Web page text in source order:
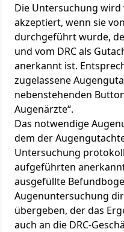
das Formular zur
zuständigen
Geschäftsstelle.
Grundsätzlich kann
Begutachtung
anfertigen. Der von
jedoch über
Equipment verfügen,
nötige technische
Anforderungen an
erfüllt sind, die der
des Gutachtens stellt.
Sobald das
durch die
Datenbank
Die Untersuchung wird
akzeptiert, wenn sie
durchgeführt wurde,
und vom DRC als
anerkannt ist.
zugelassene
nebenstehenden
Augenärzte“.
Das notwendige
dem der
Untersuchung
aufgeführten
ausgefüllte
Augenuntersuchung
übergeben, der das
auch an die DRC-